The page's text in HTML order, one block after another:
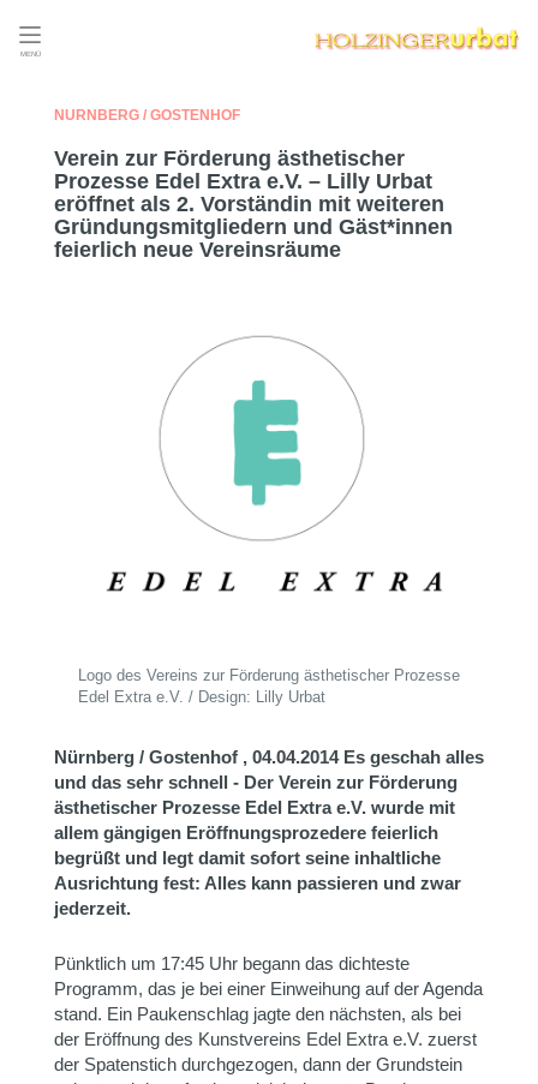
MENÜ
NÜRNBERG / GOSTENHOF
Verein zur Förderung ästhetischer
Prozesse Edel Extra e.V. – Lilly Urbat
eröffnet als 2. Vorständin mit weiteren
Gründungsmitgliedern und Gäst*innen
feierlich neue Vereinsräume
Logo des Vereins zur Förderung ästhetischer Prozesse
Edel Extra e.V. / Design: Lilly Urbat
Nürnberg / Gostenhof , 04.04.2014 Es geschah alles
und das sehr schnell - Der Verein zur Förderung
ästhetischer Prozesse Edel Extra e.V. wurde mit
allem gängigen Eröffnungsprozedere feierlich
begrüßt und legt damit sofort seine inhaltliche
Ausrichtung fest: Alles kann passieren und zwar
jederzeit.
Pünktlich um 17:45 Uhr begann das dichteste
Programm, das je bei einer Einweihung auf der Agenda
stand. Ein Paukenschlag jagte den nächsten, als bei
der Eröffnung des Kunstvereins Edel Extra e.V. zuerst
der Spatenstich durchgezogen, dann der Grundstein